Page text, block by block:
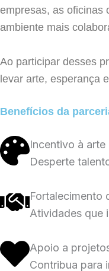
empresas, as oficinas
ambiente mais
Ao participar desses
levar arte, esperança
Benefícios da
Incentivo à
Desperte
Fortalecimento
Atividades que
Apoio a
Contribua para